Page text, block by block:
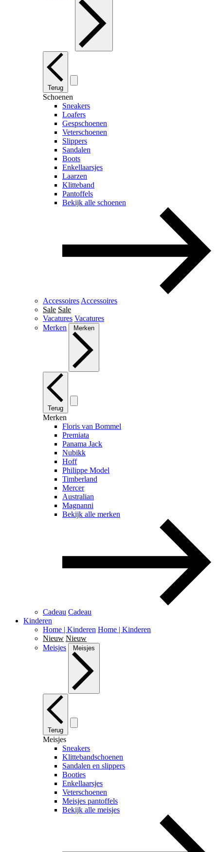
Terug
Schoenen
Sneakers
Loafers
Gespschoenen
Veterschoenen
Slippers
Sandalen
Boots
Enkellaarsjes
Laarzen
Klitteband
Pantoffels
Bekijk alle schoenen
Accessoires Accessoires
Sale Sale
Vacatures Vacatures
Merken
Merken
Terug
Merken
Floris van Bommel
Premiata
Panama Jack
Nubikk
Hoff
Philippe Model
Timberland
Mercer
Australian
Magnanni
Bekijk alle merken
Cadeau Cadeau
Kinderen
Home | Kinderen Home | Kinderen
Nieuw Nieuw
Meisjes
Meisjes
Terug
Meisjes
Sneakers
Klittebandschoenen
Sandalen en slippers
Booties
Enkellaarsjes
Veterschoenen
Meisjes pantoffels
Bekijk alle meisjes